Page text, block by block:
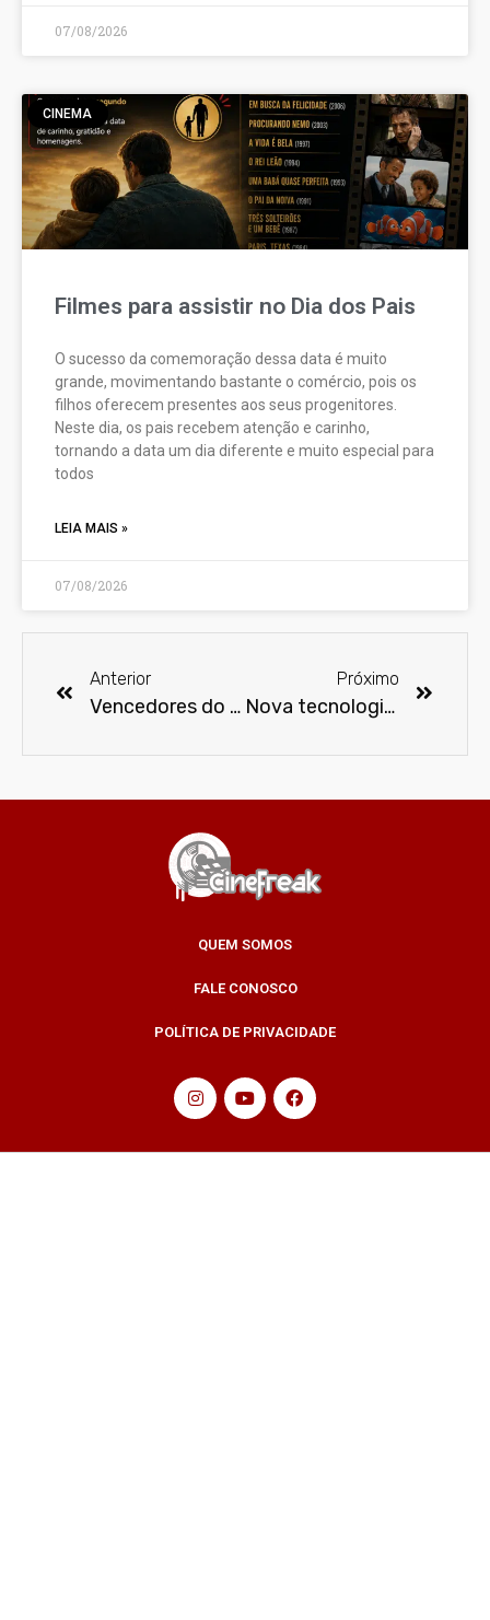
07/08/2026
CINEMA
Filmes para assistir no Dia dos Pais
O sucesso da comemoração dessa data é muito
grande, movimentando bastante o comércio, pois os
filhos oferecem presentes aos seus progenitores.
Neste dia, os pais recebem atenção e carinho,
tornando a data um dia diferente e muito especial para
todos
LEIA MAIS »
07/08/2026
Anterior
Vencedores do Framboesa de Ouro 2017
Próximo
Nova tecnologia pode representar a cura para deficiências visuais
QUEM SOMOS
FALE CONOSCO
POLÍTICA DE PRIVACIDADE